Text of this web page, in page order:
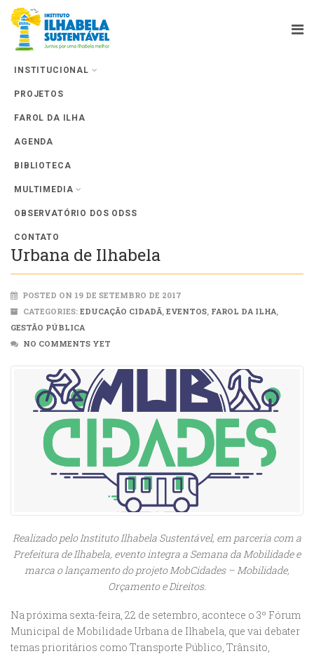
INSTITUCIONAL
PROJETOS
FAROL DA ILHA
AGENDA
BIBLIOTECA
MULTIMEDIA
OBSERVATÓRIO DOS ODSS
CONTATO
3º Fórum Municipal de Mobilidade
Urbana de Ilhabela
POSTED ON 19 DE SETEMBRO DE 2017
CATEGORIES: EDUCAÇÃO CIDADÃ, EVENTOS, FAROL DA ILHA,
GESTÃO PÚBLICA
NO COMMENTS YET
Realizado pelo Instituto Ilhabela Sustentável, em parceria com a
Prefeitura de Ilhabela, evento integra a Semana da Mobilidade e
marca o lançamento do projeto MobCidades – Mobilidade,
Orçamento e Direitos.
Na próxima sexta-feira, 22 de setembro, acontece o 3º Fórum
Municipal de Mobilidade Urbana de Ilhabela, que vai debater
temas prioritários como Transporte Público, Trânsito,